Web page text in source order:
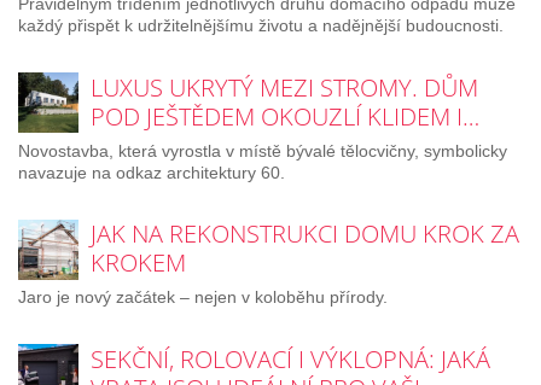
každý přispět k udržitelnějšímu životu a nadějnější budoucnosti.
LUXUS UKRYTÝ MEZI STROMY. DŮM
POD JEŠTĚDEM OKOUZLÍ KLIDEM I…
Novostavba, která vyrostla v místě bývalé tělocvičny, symbolicky
navazuje na odkaz architektury 60.
JAK NA REKONSTRUKCI DOMU KROK ZA
KROKEM
Jaro je nový začátek – nejen v koloběhu přírody.
SEKČNÍ, ROLOVACÍ I VÝKLOPNÁ: JAKÁ